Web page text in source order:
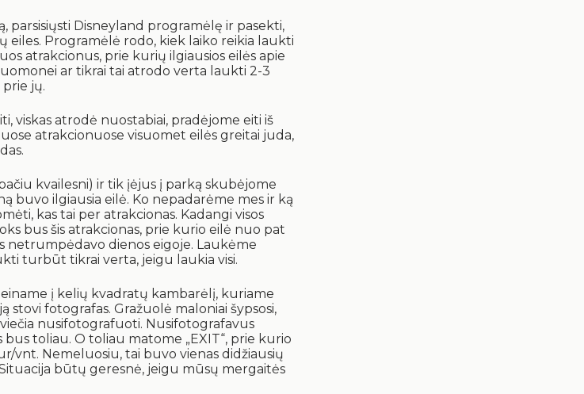
parsisiųsti Disneyland programėlę ir pasekti,
eiles. Programėlė rodo, kiek laiko reikia laukti
atrakcionus, prie kurių ilgiausios eilės apie
ar tikrai tai atrodo verta laukti 2-3
jų.
viskas atrodė nuostabiai, pradėjome eiti iš
atrakcionuose visuomet eilės greitai juda,
kvailesni) ir tik įėjus į parką skubėjome
buvo ilgiausia eilė. Ko nepadarėme mes ir ką
kas tai per atrakcionas. Kadangi visos
bus šis atrakcionas, prie kurio eilė nuo pat
netrumpėdavo dienos eigoje. Laukėme
turbūt tikrai verta, jeigu laukia visi.
į kelių kvadratų kambarėlį, kuriame
stovi fotografas. Gražuolė maloniai šypsosi,
nusifotografuoti. Nusifotografavus
toliau. O toliau matome „EXIT“, prie kurio
vnt. Nemeluosiu, tai buvo vienas didžiausių
būtų geresnė, jeigu mūsų mergaitės